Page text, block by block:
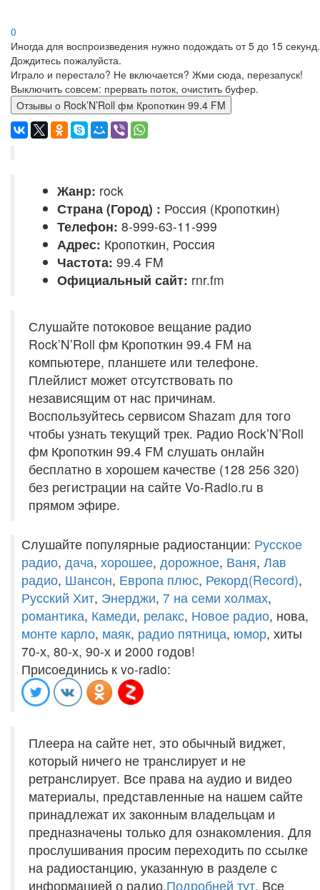
0
Иногда для воспроизведения нужно подождать от 5 до 15 секунд.
Дождитесь пожалуйста.
Играло и перестало? Не включается? Жми сюда, перезапуск!
Выключить совсем: прервать поток, очистить буфер.
Отзывы о Rock’N’Roll фм Кропоткин 99.4 FM
Жанр: rock
Страна (Город) : Россия (Кропоткин)
Телефон: 8-999-63-11-999
Адрес: Кропоткин, Россия
Частота: 99.4 FM
Официальный сайт: rnr.fm
Слушайте потоковое вещание радио
Rock’N’Roll фм Кропоткин 99.4 FM на
компьютере, планшете или телефоне.
Плейлист может отсутствовать по
независящим от нас причинам.
Воспользуйтесь сервисом Shazam для того
чтобы узнать текущий трек. Радио Rock’N’Roll
фм Кропоткин 99.4 FM слушать онлайн
бесплатно в хорошем качестве (128 256 320)
без регистрации на сайте Vo-Radio.ru в
прямом эфире.
Слушайте популярные радиостанции: Русское
радио, дача, хорошее, дорожное, Ваня, Лав
радио, Шансон, Европа плюс, Рекорд(Record),
Русский Хит, Энерджи, 7 на семи холмах,
романтика, Камеди, релакс, Новое радио, нова,
монте карло, маяк, радио пятница, юмор, хиты
70-х, 80-х, 90-х и 2000 годов!
Присоединись к vo-radio:
Плеера на сайте нет, это обычный виджет,
который ничего не транслирует и не
ретранслирует. Все права на аудио и видео
материалы, представленные на нашем сайте
принадлежат их законным владельцам и
предназначены только для ознакомления. Для
прослушивания просим переходить по ссылке
на радиостанцию, указанную в разделе с
информацией о радио.Подробней тут. Все